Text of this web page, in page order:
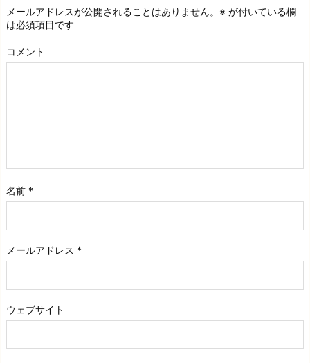
メールアドレスが公開されることはありません。 ※ が付いている欄
は必須項目です
コメント
名前 *
メールアドレス *
ウェブサイト